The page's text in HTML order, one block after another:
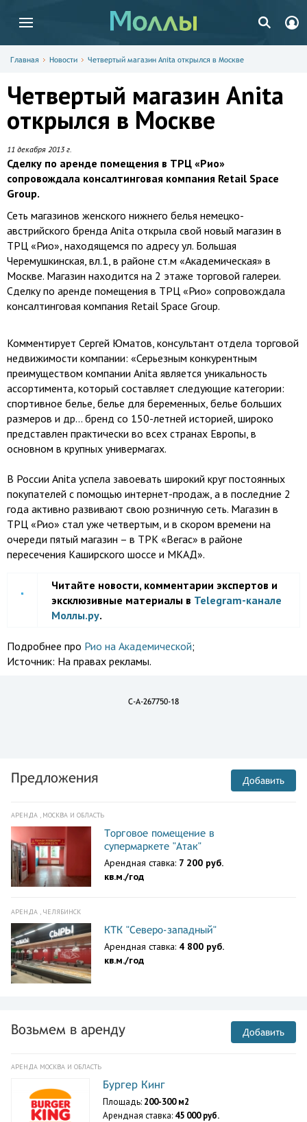
Главная Новости Четвертый магазин Anita открылся в Москве
Четвертый магазин Anita
открылся в Москве
11 декабря 2013 г.
Сделку по аренде помещения в ТРЦ «Рио»
сопровождала консалтинговая компания Retail Space
Group.
Сеть магазинов женского нижнего белья немецко-
австрийского бренда Anita открыла свой новый магазин в
ТРЦ «Рио», находящемся по адресу ул. Большая
Черемушкинская, вл.1, в районе ст.м «Академическая» в
Москве. Магазин находится на 2 этаже торговой галереи.
Сделку по аренде помещения в ТРЦ «Рио» сопровождала
консалтинговая компания Retail Space Group.
Комментирует Сергей Юматов, консультант отдела торговой
недвижимости компании: «Серьезным конкурентным
преимуществом компании Anita является уникальность
ассортимента, который составляет следующие категории:
спортивное белье, белье для беременных, белье больших
размеров и др... бренд со 150-летней историей, широко
представлен практически во всех странах Европы, в
основном в крупных универмагах.
В России Anita успела завоевать широкий круг постоянных
покупателей с помощью интернет-продаж, а в последние 2
года активно развивают свою розничную сеть. Магазин в
ТРЦ «Рио» стал уже четвертым, и в скором времени на
очереди пятый магазин – в ТРК «Вегас» в районе
пересечения Каширского шоссе и МКАД».
Читайте новости, комментарии экспертов и
эксклюзивные материалы в Telegram-канале
Моллы.ру.
Подробнее про Рио на Академической;
Источник: На правах рекламы.
C-A-267750-18
Предложения Добавить
АРЕНДА , МОСКВА И ОБЛАСТЬ
Торговое помещение в
супермаркете "Атак"
Арендная ставка: 7 200 руб.
кв.м./год
АРЕНДА , ЧЕЛЯБИНСК
КТК "Северо-западный"
Арендная ставка: 4 800 руб.
кв.м./год
Возьмем в аренду Добавить
АРЕНДА МОСКВА И ОБЛАСТЬ
Бургер Кинг
Площадь: 200-300 м2
Арендная ставка: 45 000 руб.